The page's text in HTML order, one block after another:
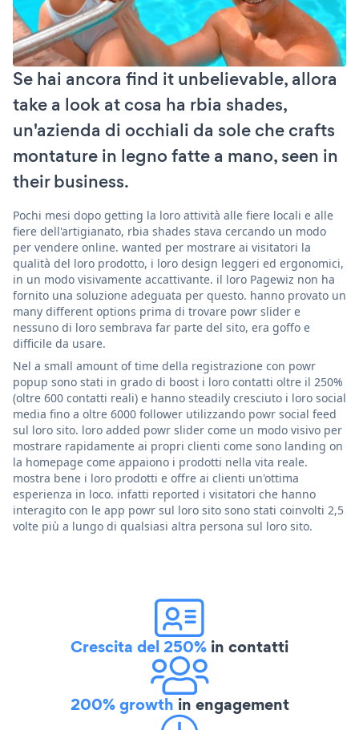
Se hai ancora find it unbelievable, allora
take a look at cosa ha rbia shades,
un'azienda di occhiali da sole che crafts
montature in legno fatte a mano, seen in
their business.
Pochi mesi dopo getting la loro attività alle fiere locali e alle
fiere dell'artigianato, rbia shades stava cercando un modo
per vendere online. wanted per mostrare ai visitatori la
qualità del loro prodotto, i loro design leggeri ed ergonomici,
in un modo visivamente accattivante. il loro Pagewiz non ha
fornito una soluzione adeguata per questo. hanno provato un
many different options prima di trovare powr slider e
nessuno di loro sembrava far parte del sito, era goffo e
difficile da usare.
Nel a small amount of time della registrazione con powr
popup sono stati in grado di boost i loro contatti oltre il 250%
(oltre 600 contatti reali) e hanno steadily cresciuto i loro social
media fino a oltre 6000 follower utilizzando powr social feed
sul loro sito. loro added powr slider come un modo visivo per
mostrare rapidamente ai propri clienti come sono landing on
la homepage come appaiono i prodotti nella vita reale.
mostra bene i loro prodotti e offre ai clienti un'ottima
esperienza in loco. infatti reported i visitatori che hanno
interagito con le app powr sul loro sito sono stati coinvolti 2,5
volte più a lungo di qualsiasi altra persona sul loro sito.
Crescita del 250% in contatti
200% growth in engagement